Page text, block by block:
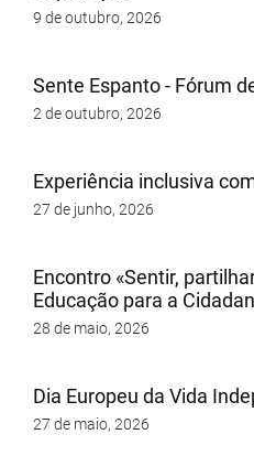
9 de outubro, 2026
Sente Espanto - Fórum
2 de outubro, 2026
Experiência inclusiva
27 de junho, 2026
Encontro «Sentir,
Educação para a
28 de maio, 2026
Dia Europeu da Vida
27 de maio, 2026